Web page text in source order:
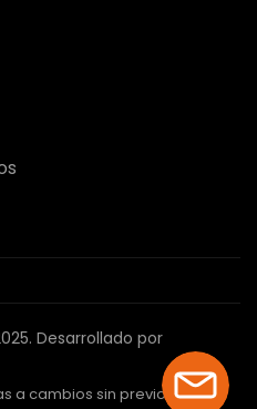
Desarrollado por
a cambios sin previo aviso.